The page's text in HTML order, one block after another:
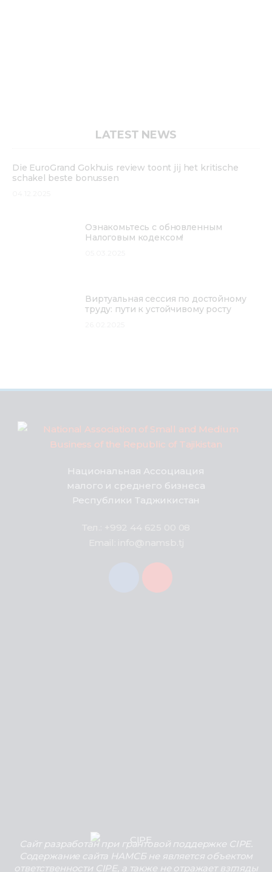
LATEST NEWS
Die EuroGrand Gokhuis review toont jij het kritische
schakel beste bonussen
Ознакомьтесь с обновленным
Налоговым кодексом!
Виртуальная сессия по достойному
труду: пути к устойчивому росту
Национальная Ассоциация
малого и среднего бизнеса
Республики Таджикистан
Сайт разработан при грантовой поддержке CIPE.
Содержание сайта НАМСБ не является объектом
ответственности CIPE, а также не отражает взгляды